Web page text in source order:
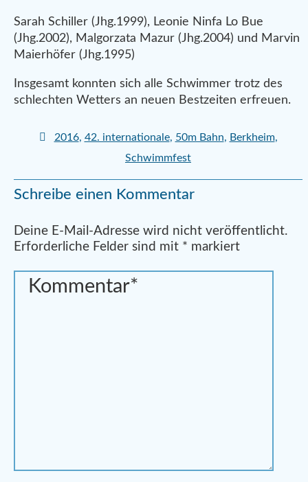
Sarah Schiller (Jhg.1999), Leonie Ninfa Lo Bue
(Jhg.2002), Malgorzata Mazur (Jhg.2004) und Marvin
Maierhöfer (Jhg.1995)
Insgesamt konnten sich alle Schwimmer trotz des
schlechten Wetters an neuen Bestzeiten erfreuen.
2016, 42. internationale, 50m Bahn, Berkheim,
Schwimmfest
Schreibe einen Kommentar
Deine E-Mail-Adresse wird nicht veröffentlicht.
Erforderliche Felder sind mit * markiert